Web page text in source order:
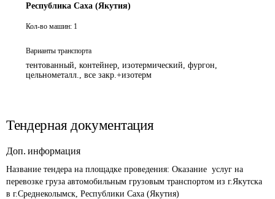
Республика Саха (Якутия)
Кол-во машин: 1
Варианты транспорта
тентованный, контейнер, изотермический, фургон,
цельнометалл., все закр.+изотерм
Тендерная документация
Доп. информация
Название тендера на площадке проведения: Оказание  услуг на
перевозке груза автомобильным грузовым транспортом из г.Якутска
в г.Среднеколымск, Республики Саха (Якутия)